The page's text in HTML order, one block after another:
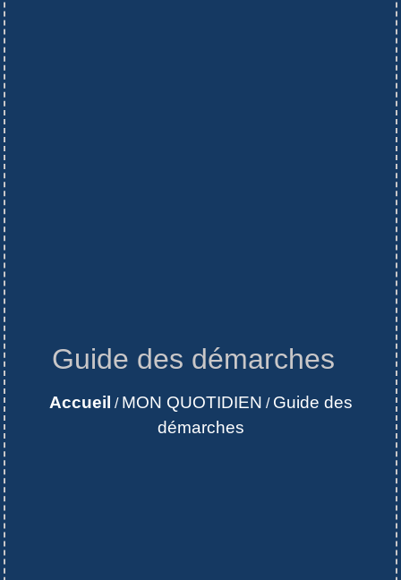
Guide des démarches
Accueil / MON QUOTIDIEN / Guide des
démarches